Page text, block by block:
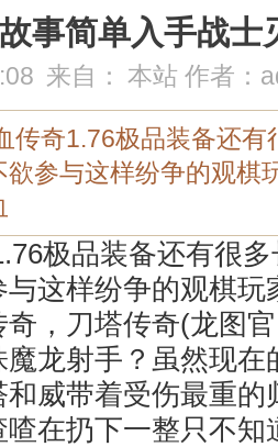
事简单入手战士
来自： 本站 作者：
传奇1.76极品装备还有
参与这样纷争的观棋
极品装备还有很多
这样纷争的观棋玩
，刀塔传奇(龙图
龙射手？虽然现在
威带着受伤最重的
在扔下一整只不知